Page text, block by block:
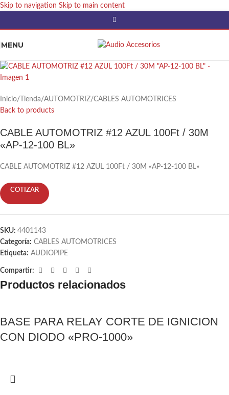
Skip to navigation Skip to main content
MENU
Inicio/ Tienda/AUTOMOTRIZ/CABLES AUTOMOTRICES
Back to products
CABLE AUTOMOTRIZ #12 AZUL 100Ft / 30M
«AP-12-100 BL»
CABLE AUTOMOTRIZ #12 AZUL 100Ft / 30M «AP-12-100 BL»
COTIZAR
SKU: 4401143
Categoría: CABLES AUTOMOTRICES
Etiqueta: AUDIOPIPE
Compartir:
Productos relacionados
BASE PARA RELAY CORTE DE IGNICION
CON DIODO «PRO-1000»